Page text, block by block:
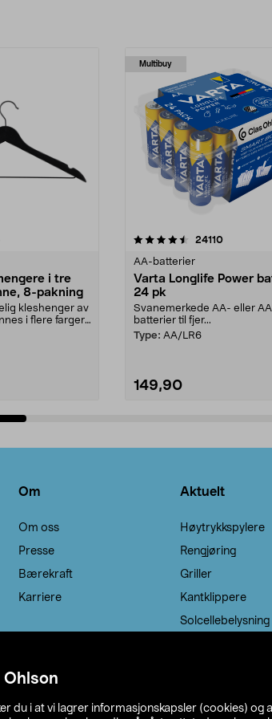
du i at vi lagrer informasjonskapsler (cookies) og
anmeldelser
i tre
8-pakning
kleshenger av
i flere farger.
Multibuy
stjerner 24110
AA-batterier
Varta Longlife Power
24 pk
Svanemerkede AA- eller
batterier til fjer...
Type: AA/LR6
149,90
4.5av 5 stjerner
Om
Om oss
Presse
Bærekraft
Karriere
Aktuelt
Høytrykkspylere
Rengjøring
Griller
Kantklippere
Solcellebelysning